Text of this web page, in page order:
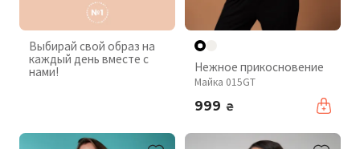
Выбирай свой образ на
каждый день вместе с
нами!
Нежное прикосновение
Майка 015GT
999 ₴